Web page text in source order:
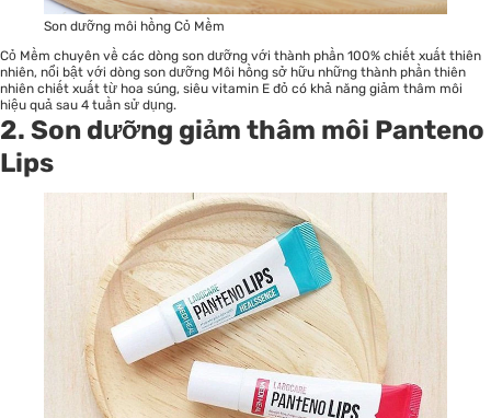
Son dưỡng môi hồng Cỏ Mềm
Cỏ Mềm chuyên về các dòng son dưỡng với thành phần 100% chiết xuất thiên
nhiên, nổi bật với dòng son dưỡng Môi hồng sở hữu những thành phần thiên
nhiên chiết xuất từ hoa súng, siêu vitamin E đỏ có khả năng giảm thâm môi
hiệu quả sau 4 tuần sử dụng.
2. Son dưỡng giảm thâm môi Panteno
Lips